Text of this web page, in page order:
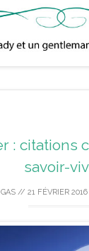
to
: citations
savoir-
// 21 FÉVRIER 2016